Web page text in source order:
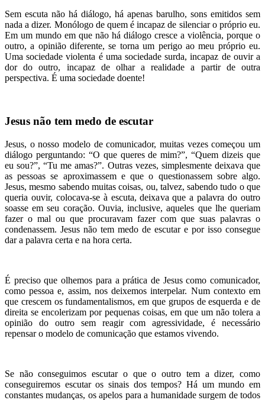
Sem escuta não há diálogo, há apenas barulho, sons emitidos sem
nada a dizer. Monólogo de quem é incapaz de silenciar o próprio eu.
Em um mundo em que não há diálogo cresce a violência, porque o
outro, a opinião diferente, se torna um perigo ao meu próprio eu.
Uma sociedade violenta é uma sociedade surda, incapaz de ouvir a
dor do outro, incapaz de olhar a realidade a partir de outra
perspectiva. É uma sociedade doente!
Jesus não tem medo de escutar
Jesus, o nosso modelo de comunicador, muitas vezes começou um
diálogo perguntando: “O que queres de mim?”, “Quem dizeis que
eu sou?”, “Tu me amas?”. Outras vezes, simplesmente deixava que
as pessoas se aproximassem e que o questionassem sobre algo.
Jesus, mesmo sabendo muitas coisas, ou, talvez, sabendo tudo o que
queria ouvir, colocava-se à escuta, deixava que a palavra do outro
soasse em seu coração. Ouvia, inclusive, aqueles que lhe queriam
fazer o mal ou que procuravam fazer com que suas palavras o
condenassem. Jesus não tem medo de escutar e por isso consegue
dar a palavra certa e na hora certa.
É preciso que olhemos para a prática de Jesus como comunicador,
como pessoa e, assim, nos deixemos interpelar. Num contexto em
que crescem os fundamentalismos, em que grupos de esquerda e de
direita se encolerizam por pequenas coisas, em que um não tolera a
opinião do outro sem reagir com agressividade, é necessário
repensar o modelo de comunicação que estamos vivendo.
Se não conseguimos escutar o que o outro tem a dizer, como
conseguiremos escutar os sinais dos tempos? Há um mundo em
constantes mudanças, os apelos para a humanidade surgem de todos